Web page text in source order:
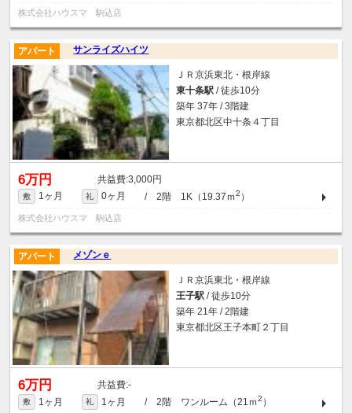
株式会社ハウスマ 駒込店
サンライズハイツ
アパート
ＪＲ京浜東北・根岸線
東十条駅 / 徒歩10分
築年 37年 / 3階建
東京都北区中十条４丁目
6万円 3,000円
敷 1ヶ月 礼 0ヶ月 / 2階 1K（19.37ｍ2 ）
株式会社ハウスマ 駒込店
メゾンｅ
アパート
ＪＲ京浜東北・根岸線
王子駅 / 徒歩10分
築年 21年 / 2階建
東京都北区王子本町２丁目
6万円 -
敷 1ヶ月 礼 1ヶ月 / 2階 ワンルーム（21ｍ2 ）